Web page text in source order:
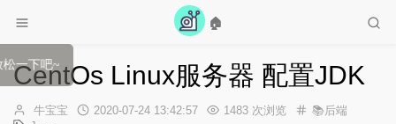
🏠
CentOs Linux服务器 配置JDK
作
牛宝宝
发
2020-07-24 13:42:57 1483 次浏览
📚后端
宝宝的博客，选个歌放松一下吧~